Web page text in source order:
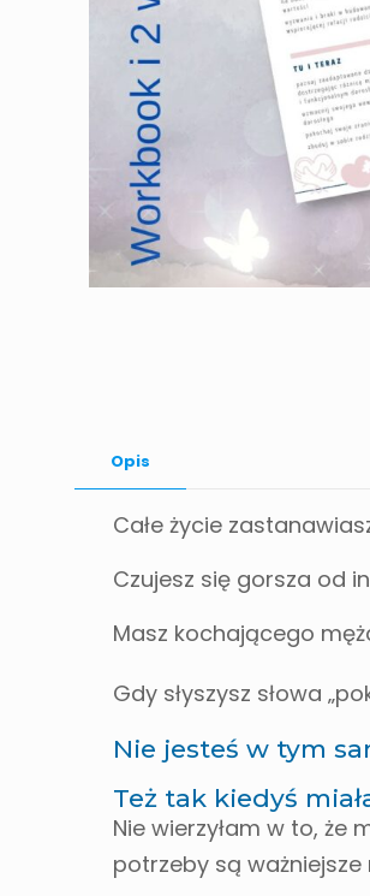
Opis
Całe życie
Czujesz się gorsza od
Masz kochającego
Gdy słyszysz słowa
Nie jesteś w tym
Też tak kiedyś
Nie wierzyłam w to,
potrzeby są ważniejsze